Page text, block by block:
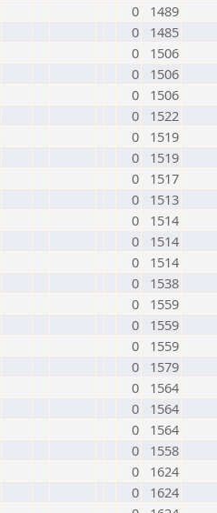
0
1489
0
1485
0
1506
0
1506
0
1506
0
1522
0
1519
0
1519
0
1517
0
1513
0
1514
0
1514
0
1514
0
1538
0
1559
0
1559
0
1559
0
1579
0
1564
0
1564
0
1564
0
1558
0
1624
0
1624